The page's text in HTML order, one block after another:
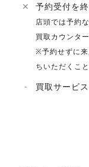
✕
予約受付を
店頭では予約
買取カウンタ
※予約せずに
ちいただくこ
- 買取サービ